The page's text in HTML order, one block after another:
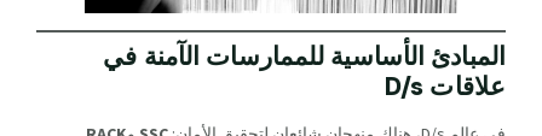
المبادئ الأساسية للممارسات الآمنة في
علاقات D/s